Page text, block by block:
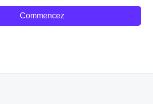
Commencez